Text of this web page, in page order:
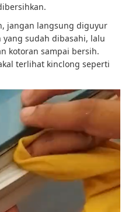
jangan langsung diguyur
yang sudah dibasahi, lalu
kotoran sampai bersih.
terlihat kinclong seperti